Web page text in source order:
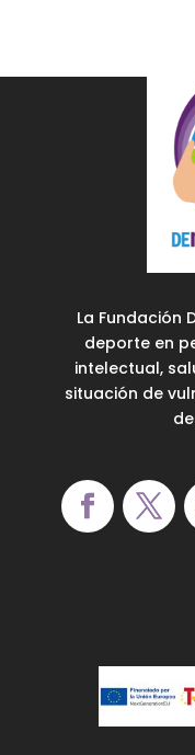
La Fundación
deporte en
intelectual,
situación de